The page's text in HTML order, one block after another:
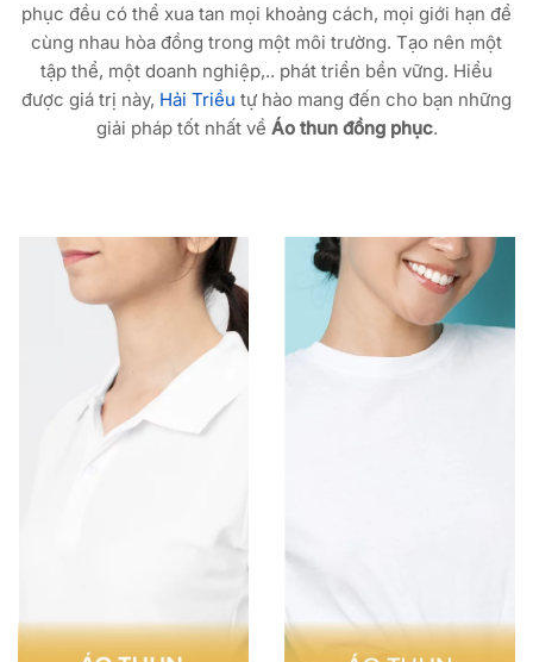
phục đều có thể xua tan mọi khoảng cách, mọi giới hạn để
cùng nhau hòa đồng trong một môi trường. Tạo nên một
tập thể, một doanh nghiệp,.. phát triển bền vững. Hiểu
được giá trị này, Hải Triều tự hào mang đến cho bạn những
giải pháp tốt nhất về Áo thun đồng phục.